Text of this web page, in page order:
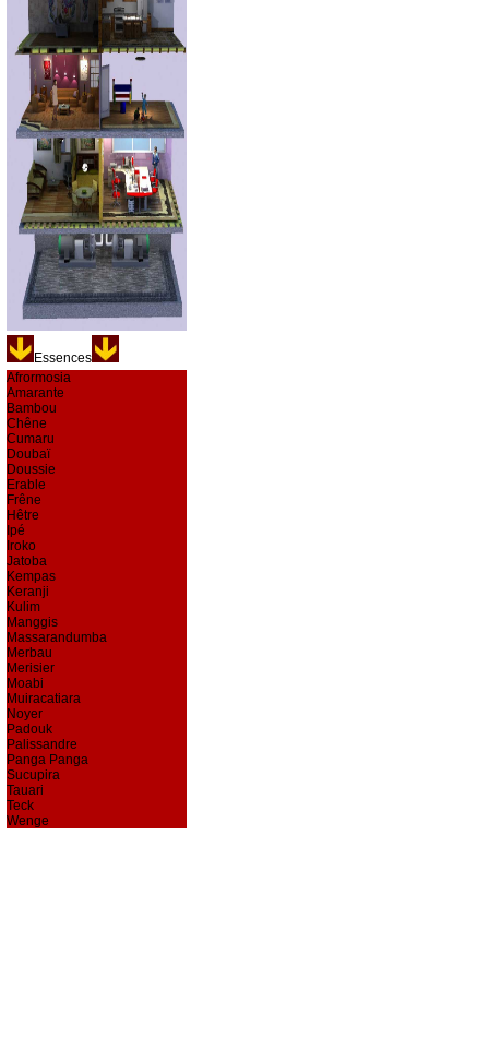
Essences
Afrormosia
Amarante
Bambou
Chêne
Cumaru
Doubaï
Doussie
Erable
Frêne
Hêtre
Ipé
Iroko
Jatoba
Kempas
Keranji
Kulim
Manggis
Massarandumba
Merbau
Merisier
Moabi
Muiracatiara
Noyer
Padouk
Palissandre
Panga Panga
Sucupira
Tauari
Teck
Wenge